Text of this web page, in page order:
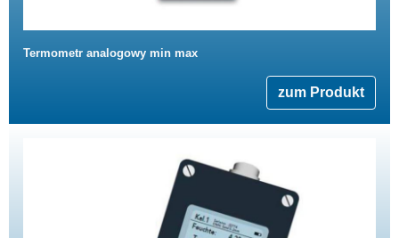
Termometr analogowy min max
zum Produkt